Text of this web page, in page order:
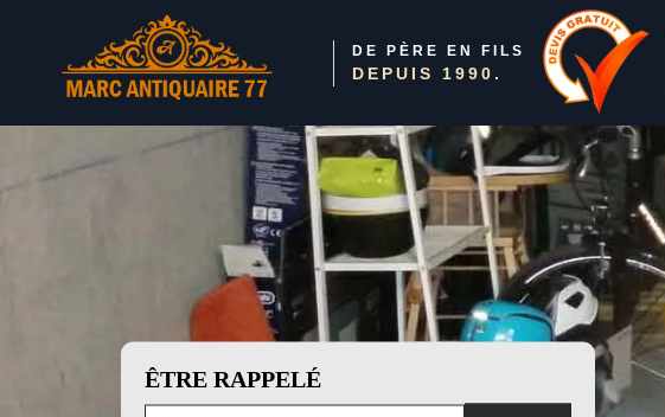
DE PÈRE EN FILS
DEPUIS 1990.
ÊTRE RAPPELÉ